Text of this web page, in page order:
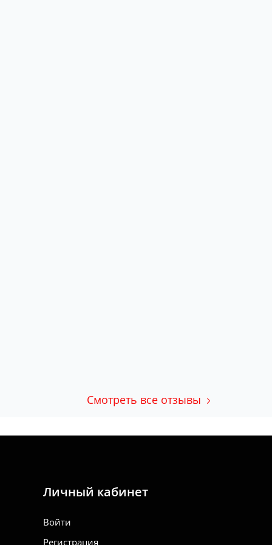
Смотреть все отзывы
Личный кабинет
Войти
Регистрация